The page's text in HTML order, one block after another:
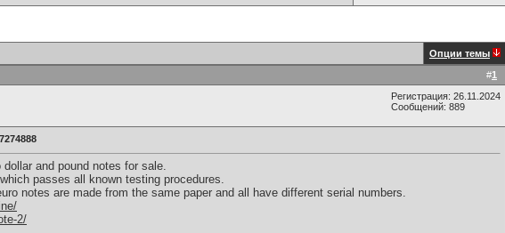
Опции темы
#1
Регистрация: 26.11.2024
Сообщений: 889
and pound notes for sale.
passes all known testing procedures.
notes are made from the same paper and all have different serial numbers.
2/